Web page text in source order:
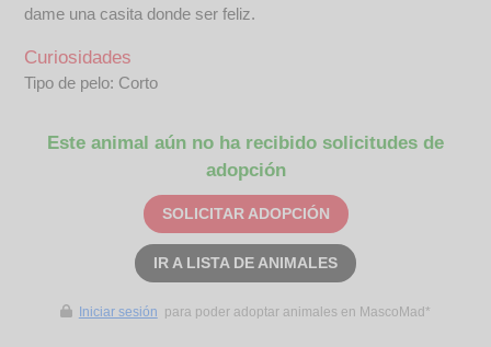
dame una casita donde ser feliz.
Curiosidades
Tipo de pelo: Corto
Este animal aún no ha recibido solicitudes de
adopción
SOLICITAR ADOPCIÓN
IR A LISTA DE ANIMALES
Iniciar sesión para poder adoptar animales en MascoMad*